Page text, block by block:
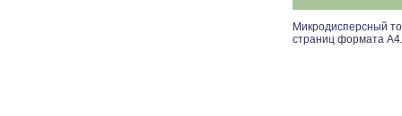
Микродисперсный
страниц формата